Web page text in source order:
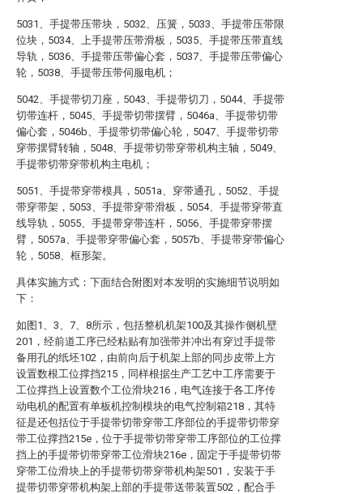
5031、手提带压带块，5032、压簧，5033、手提带压带限
位块，5034、上手提带压带滑板，5035、手提带压带直线
导轨，5036、手提带压带偏心套，5037、手提带压带偏心
轮，5038、手提带压带伺服电机；
5042、手提带切刀座，5043、手提带切刀，5044、手提带
切带连杆，5045、手提带切带摆臂，5046a、手提带切带
偏心套，5046b、手提带切带偏心轮，5047、手提带切带
穿带摆臂转轴，5048、手提带切带穿带机构主轴，5049、
手提带切带穿带机构主电机；
5051、手提带穿带模具，5051a、穿带通孔，5052、手提
带穿带架，5053、手提带穿带滑板，5054、手提带穿带直
线导轨，5055、手提带穿带连杆，5056、手提带穿带摆
臂，5057a、手提带穿带偏心套，5057b、手提带穿带偏心
轮，5058、框形架。
具体实施方式：下面结合附图对本发明的实施细节说明如
下：
如图1、3、7、8所示，包括整机机架100及其操作侧机壁
201，经前道工序已经粘贴有加强带并冲出有穿过手提带
备用孔的纸坯102，由前向后于机架上部的同步皮带上方
设置数根工位撑挡215，同样根据生产工艺中工序需要于
工位撑挡上设置数个工位滑块216，电气连接于各工序传
动电机的配置有单板机控制模块的电气控制箱218，其特
征是还包括位于手提带切带穿带工序部位的手提带切带穿
带工位撑挡215e，位于手提带切带穿带工序部位的工位撑
挡上的手提带切带穿带工位滑块216e，固定于手提带切带
穿带工位滑块上的手提带切带穿带机构架501，安装于手
提带切带穿带机构架上部的手提带送带装置502，配合手